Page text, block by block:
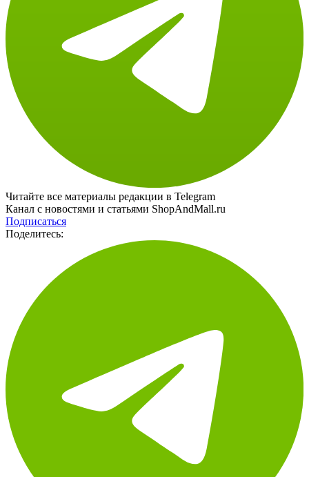
Читайте все материалы редакции в Telegram
Канал с новостями и статьями ShopAndMall.ru
Подписаться
Поделитесь: